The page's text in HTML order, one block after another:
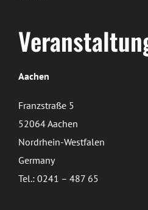
Aachen
Franzstraße 5
52064 Aachen
Nordrhein-Westfalen
Germany
Tel.: 0241 – 487 65